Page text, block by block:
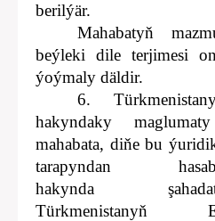
berilýär.
Mahabatyň
beýleki dile terjimesi
ýoýmaly däldir.
6.
hakyndaky
mahabata, diňe bu
tarapyndan
hakynda
Türkmenistanyň